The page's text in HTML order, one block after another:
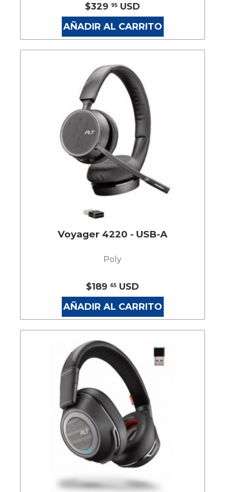
$329 95 USD
AÑADIR AL CARRITO
Voyager 4220 - USB-A
Poly
$189 65 USD
AÑADIR AL CARRITO